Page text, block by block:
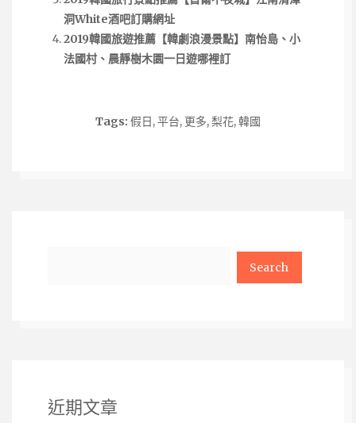
洞White酒吧訂購網址
2019韓國旅遊推薦【韓劇浪漫景點】南怡島、小
法國村、晨靜樹木園一日遊哪裡訂
Tags: 假日 ,平台, 更多,梨花,韓國
近期文章